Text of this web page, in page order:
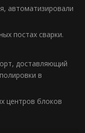
автоматизировали
постах сварки.
доставляющий
в
центров блоков